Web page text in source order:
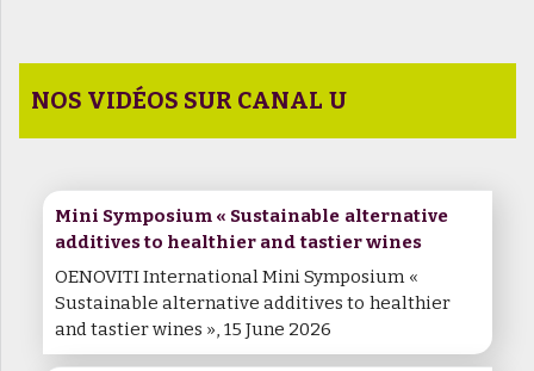
NOS VIDÉOS SUR CANAL U
Mini Symposium « Sustainable alternative
additives to healthier and tastier wines
OENOVITI International Mini Symposium «
Sustainable alternative additives to healthier
and tastier wines », 15 June 2026